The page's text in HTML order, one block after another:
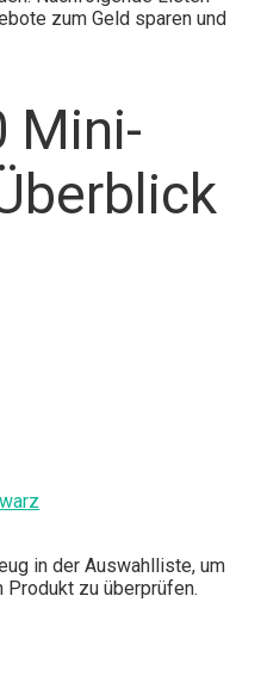
zum Geld sparen und
Mini-
in der Auswahlliste, um
zu überprüfen.